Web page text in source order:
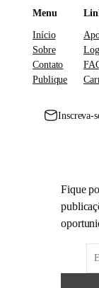
Menu
Início
Sobre
Contato
Publique
Inscreva-
Fique